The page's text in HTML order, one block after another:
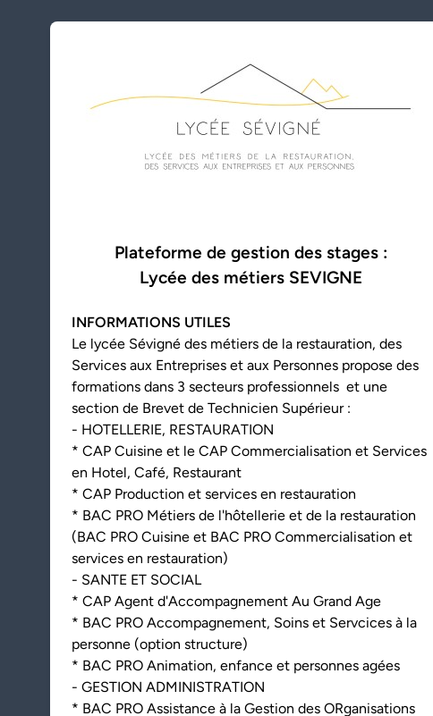
Plateforme de gestion des stages :
Lycée des métiers SEVIGNE
INFORMATIONS UTILES
Le lycée Sévigné des métiers de la restauration, des
Services aux Entreprises et aux Personnes propose des
formations dans 3 secteurs professionnels et une
section de Brevet de Technicien Supérieur :
- HOTELLERIE, RESTAURATION
* CAP Cuisine et le CAP Commercialisation et Services
en Hotel, Café, Restaurant
* CAP Production et services en restauration
* BAC PRO Métiers de l'hôtellerie et de la restauration
(BAC PRO Cuisine et BAC PRO Commercialisation et
services en restauration)
- SANTE ET SOCIAL
* CAP Agent d'Accompagnement Au Grand Age
* BAC PRO Accompagnement, Soins et Servcices à la
personne (option structure)
* BAC PRO Animation, enfance et personnes agées
- GESTION ADMINISTRATION
* BAC PRO Assistance à la Gestion des ORganisations